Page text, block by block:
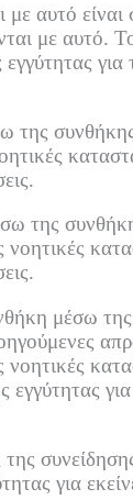
με αυτό
με αυτό.
για
της
μέσω
για